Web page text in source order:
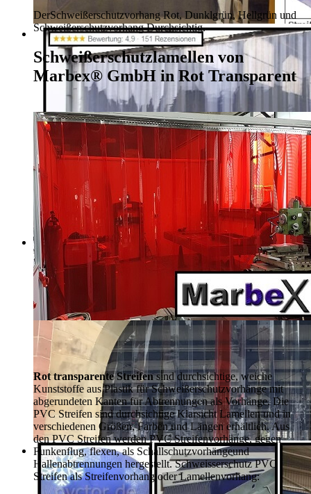
DerSchweißerschutzvorhang Rot, Dunklgrün,Hellgrün und
Schweißerschutzvorhang Durchsichtig.
Schweißerschutzlamellen von
Marbex® GmbH in Rot Transparent
Rot transparente Streifen sind durchsichtige, weiche
Kunststoffe aus Plastik für Schweißerschutzvorhänge mit
abgerundeten Kanten für Abtrennungen als Vorhänge. Die
PVC Streifen sind durchsichtige Klarsicht Lamellen und in
verschiedenen Größen, Farben und Längen erhältlich. Aus
den PVC Streifen werden PVC Streifenvorhänge, gegen
Funkenflug, flexen, als Schallschutzvorhängeund
Hallenabtrennungen hergestellt. Schweisserschutz PVC
Streifen als Streifenvorhang oder Lamellenvorhang: